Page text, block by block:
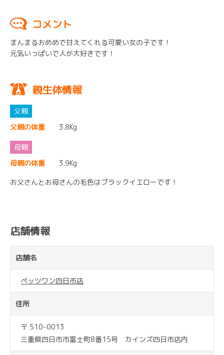
コメント
まんまるおめめで甘えてくれる可愛い女の子です！
元気いっぱいで人が大好きです！
親生体情報
父親の体重 3.8Kg
母親の体重
3.9Kg
お父さんとお母さんの毛色はブラックイエローです！
店舗情報
店舗名
ペッツワン四日市店
住所
〒 510-0013
三重県四日市市富士町8番15号 カインズ四日市店内